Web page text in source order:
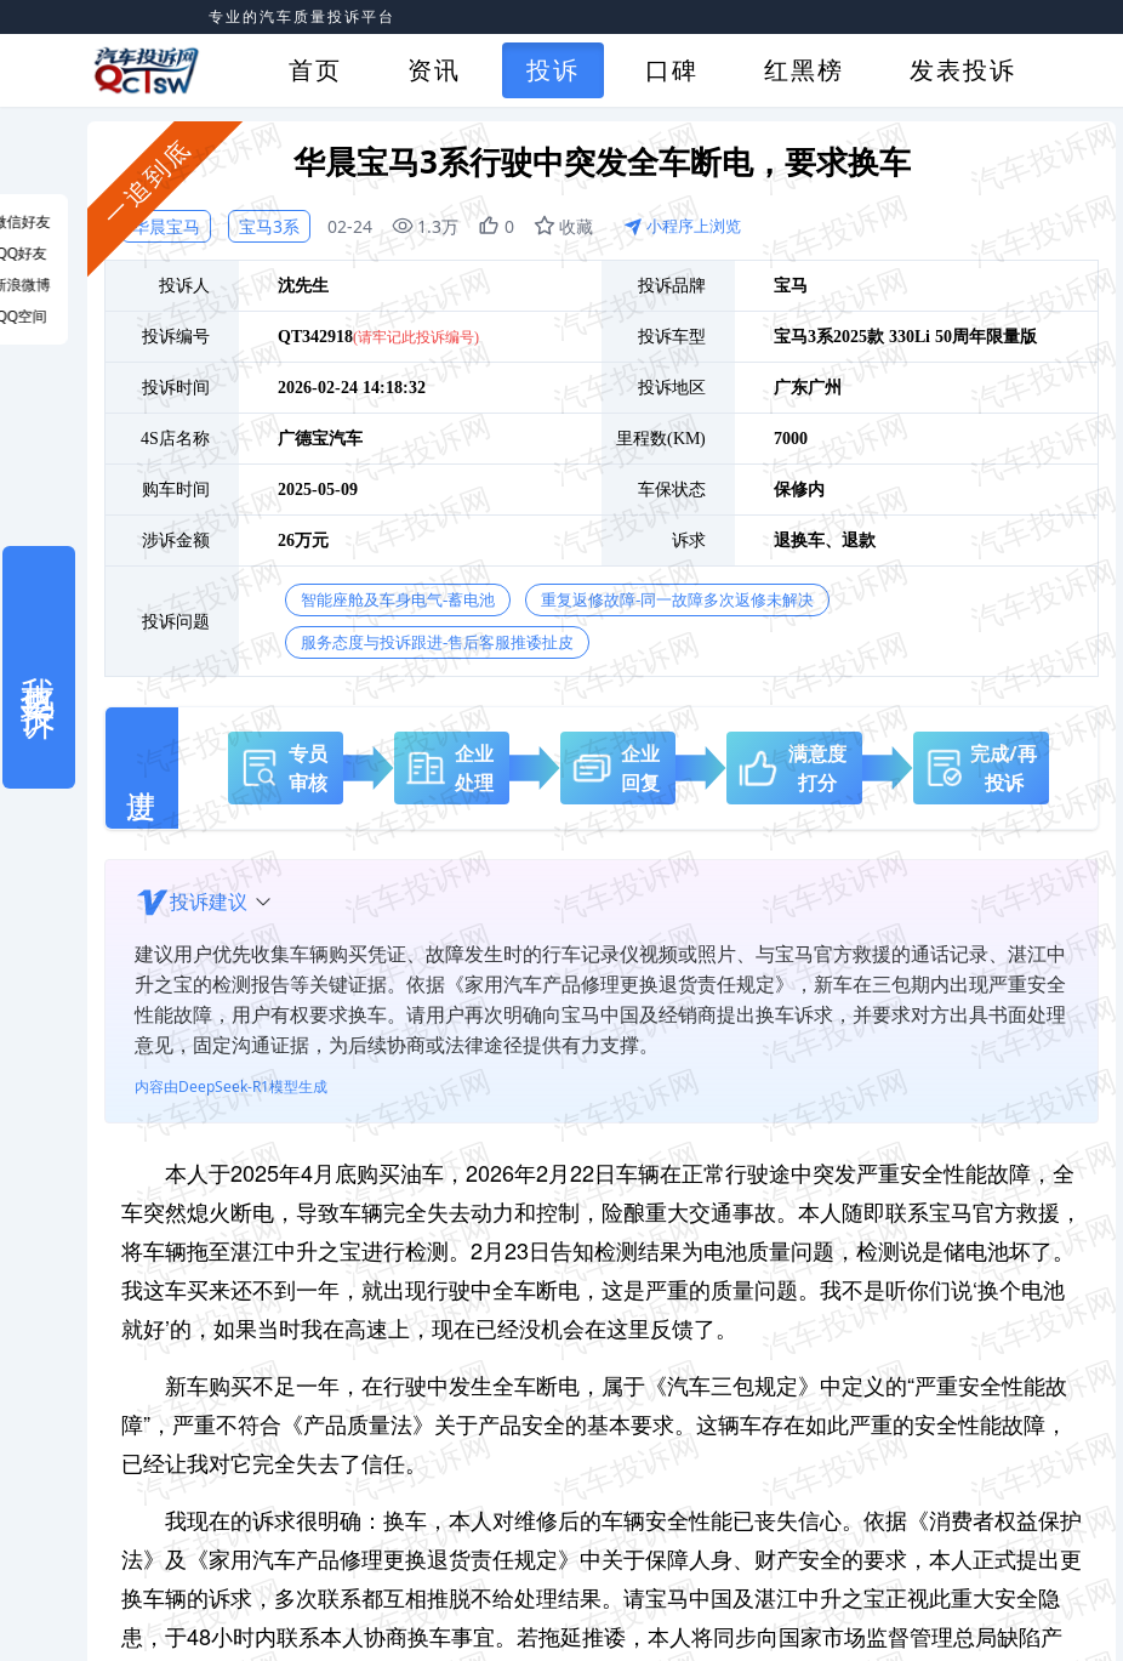
专业的汽车质量投诉平台
首页 资讯 投诉 口碑 红黑榜 发表投诉
一追到底 华晨宝马3系行驶中突发全车断电，要求换车
华晨宝马 宝马3系 02-24 1.3万 0 收藏 小程序上浏览
投诉人 沈先生 投诉品牌 宝马
投诉编号 QT342918(请牢记此投诉编号) 投诉车型 宝马3系2025款 330Li 50周年限量版
投诉时间 2026-02-24 14:18:32 投诉地区 广东广州
4S店名称 广德宝汽车 里程数(KM) 7000
购车时间 2025-05-09 车保状态 保修内
涉诉金额 26万元 诉求 退换车、 退款
投诉问题
智能座舱及车身电气-蓄电池 重复返修故障-同一故障多次返修未解决
服务态度与投诉跟进-售后客服推诿扯皮
专员
审核
企业
处理
企业
回复
满意度
打分
完成/再
投诉
投诉建议
建议用户优先收集车辆购买凭证、故障发生时的行车记录仪视频或照片、与宝马官方救援的通话记录、湛江中
升之宝的检测报告等关键证据。依据《家用汽车产品修理更换退货责任规定》，新车在三包期内出现严重安全
性能故障，用户有权要求换车。请用户再次明确向宝马中国及经销商提出换车诉求，并要求对方出具书面处理
意见，固定沟通证据，为后续协商或法律途径提供有力支撑。
内容由DeepSeek-R1模型生成
本人于2025年4月底购买油车，2026年2月22日车辆在正常行驶途中突发严重安全性能故障，全
车突然熄火断电，导致车辆完全失去动力和控制，险酿重大交通事故。本人随即联系宝马官方救援，
将车辆拖至湛江中升之宝进行检测。2月23日告知检测结果为电池质量问题，检测说是储电池坏了。
我这车买来还不到一年，就出现行驶中全车断电，这是严重的质量问题。我不是听你们说‘换个电池
就好’的，如果当时我在高速上，现在已经没机会在这里反馈了。
新车购买不足一年，在行驶中发生全车断电，属于《汽车三包规定》中定义的“严重安全性能故
障”，严重不符合《产品质量法》关于产品安全的基本要求。这辆车存在如此严重的安全性能故障，
已经让我对它完全失去了信任。
我现在的诉求很明确：换车，本人对维修后的车辆安全性能已丧失信心。依据《消费者权益保护
法》及《家用汽车产品修理更换退货责任规定》中关于保障人身、财产安全的要求，本人正式提出更
换车辆的诉求，多次联系都互相推脱不给处理结果。 请宝马中国及湛江中升之宝正视此重大安全隐
患，于48小时内联系本人协商换车事宜。若拖延推诿，本人将同步向国家市场监督管理总局缺陷产
信好友
好友
浪微博
空间